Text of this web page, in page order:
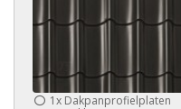
1x Dakpanprofielplaten